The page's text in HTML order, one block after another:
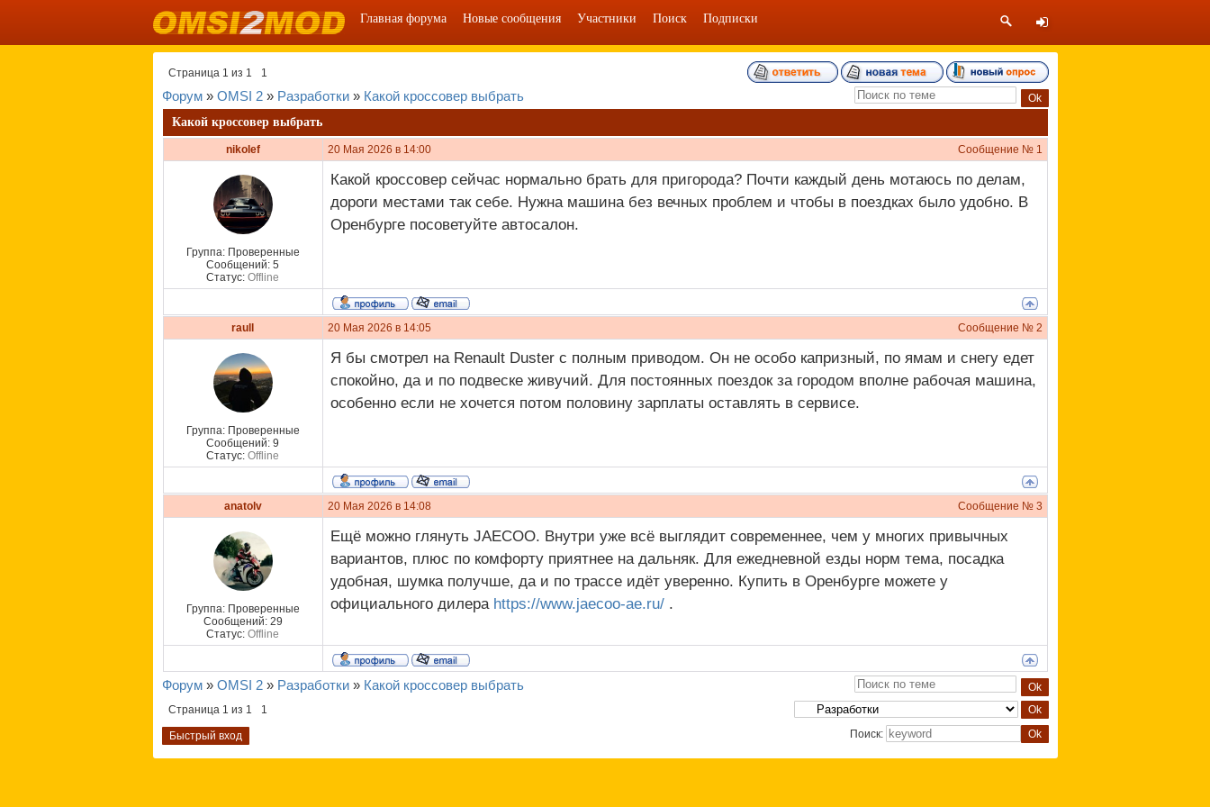
Главная форума Новые сообщения Участники Поиск Подписки
Страница 1 из 1 1
Форум » OMSI 2 » Разработки » Какой кроссовер выбрать
Какой кроссовер выбрать
nikolef 20 Мая 2026 в 14:00 Сообщение № 1
Группа: Проверенные
Сообщений: 5
Статус: Offline
Какой кроссовер сейчас нормально брать для пригорода? Почти каждый день мотаюсь по делам,
дороги местами так себе. Нужна машина без вечных проблем и чтобы в поездках было удобно. В
Оренбурге посоветуйте автосалон.
raull 20 Мая 2026 в 14:05 Сообщение № 2
Группа: Проверенные
Сообщений: 9
Статус: Offline
Я бы смотрел на Renault Duster с полным приводом. Он не особо капризный, по ямам и снегу едет
спокойно, да и по подвеске живучий. Для постоянных поездок за городом вполне рабочая машина,
особенно если не хочется потом половину зарплаты оставлять в сервисе.
anatolv 20 Мая 2026 в 14:08 Сообщение № 3
Группа: Проверенные
Сообщений: 29
Статус: Offline
Ещё можно глянуть JAECOO. Внутри уже всё выглядит современнее, чем у многих привычных
вариантов, плюс по комфорту приятнее на дальняк. Для ежедневной езды норм тема, посадка
удобная, шумка получше, да и по трассе идёт уверенно. Купить в Оренбурге можете у
официального дилера https://www.jaecoo-ae.ru/.
Форум » OMSI 2 » Разработки » Какой кроссовер выбрать
Страница 1 из 1
1
Поиск: